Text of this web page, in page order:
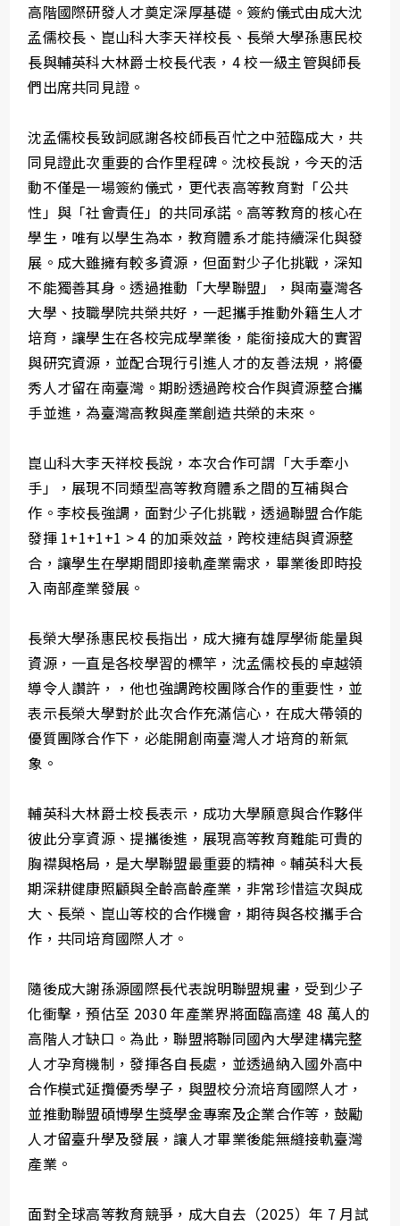
高階國際研發人才奠定深厚基礎。簽約儀式由成大沈
孟儒校長、崑山科大李天祥校長、長榮大學孫惠民校
長與輔英科大林爵士校長代表，4 校一級主管與師長
們出席共同見證。
沈孟儒校長致詞感謝各校師長百忙之中蒞臨成大，共
同見證此次重要的合作里程碑。沈校長說，今天的活
動不僅是一場簽約儀式，更代表高等教育對「公共
性」與「社會責任」的共同承諾。高等教育的核心在
學生，唯有以學生為本，教育體系才能持續深化與發
展。成大雖擁有較多資源，但面對少子化挑戰，深知
不能獨善其身。透過推動「大學聯盟」，與南臺灣各
大學、技職學院共榮共好，一起攜手推動外籍生人才
培育，讓學生在各校完成學業後，能銜接成大的實習
與研究資源，並配合現行引進人才的友善法規，將優
秀人才留在南臺灣。期盼透過跨校合作與資源整合攜
手並進，為臺灣高教與產業創造共榮的未來。
崑山科大李天祥校長說，本次合作可謂「大手牽小
手」，展現不同類型高等教育體系之間的互補與合
作。李校長強調，面對少子化挑戰，透過聯盟合作能
發揮 1+1+1+1 > 4 的加乘效益，跨校連結與資源整
合，讓學生在學期間即接軌產業需求，畢業後即時投
入南部產業發展。
長榮大學孫惠民校長指出，成大擁有雄厚學術能量與
資源，一直是各校學習的標竿，沈孟儒校長的卓越領
導令人讚許，，他也強調跨校團隊合作的重要性，並
表示長榮大學對於此次合作充滿信心，在成大帶領的
優質團隊合作下，必能開創南臺灣人才培育的新氣
象。
輔英科大林爵士校長表示，成功大學願意與合作夥伴
彼此分享資源、提攜後進，展現高等教育難能可貴的
胸襟與格局，是大學聯盟最重要的精神。輔英科大長
期深耕健康照顧與全齡高齡產業，非常珍惜這次與成
大、長榮、崑山等校的合作機會，期待與各校攜手合
作，共同培育國際人才。
隨後成大謝孫源國際長代表說明聯盟規畫，受到少子
化衝擊，預估至 2030 年產業界將面臨高達 48 萬人的
高階人才缺口。為此，聯盟將聯同國內大學建構完整
人才孕育機制，發揮各自長處，並透過納入國外高中
合作模式延攬優秀學子，與盟校分流培育國際人才，
並推動聯盟碩博學生獎學金專案及企業合作等，鼓勵
人才留臺升學及發展，讓人才畢業後能無縫接軌臺灣
產業。
面對全球高等教育競爭，成大自去（2025）年 7 月試